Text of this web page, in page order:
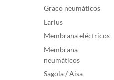
Graco neumáticos
Larius
Membrana eléctricos
Membrana
neumáticos
Sagola / Aisa